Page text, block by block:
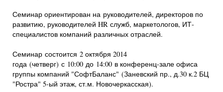
Семинар ориентирован на руководителей, директоров по
развитию, руководителей HR служб, маркетологов, ИТ-
специалистов компаний различных отраслей.
Семинар состоится 2 октября 2014
года (четверг) с 10:00 до 14:00 в конференц-зале офиса
группы компаний "СофтБаланс" (Заневский пр., д.30 к.2 БЦ
"Ростра" 5-ый этаж, ст.м. Новочеркасская).